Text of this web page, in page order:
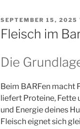
VERÖFFENTLICHT
AM
SEPTEMBER 15, 2025
Fleisch im
Die
Beim BARFen macht
liefert Proteine, Fette
und Energie deines
Fleisch eignet sich